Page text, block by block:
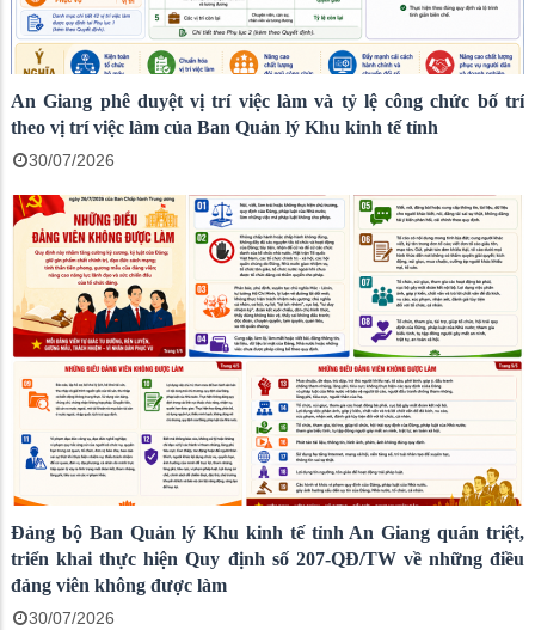
An Giang phê duyệt vị trí việc làm và tỷ lệ công chức bố trí
theo vị trí việc làm của Ban Quản lý Khu kinh tế tỉnh
30/07/2026
Đảng bộ Ban Quản lý Khu kinh tế tỉnh An Giang quán triệt,
triển khai thực hiện Quy định số 207-QĐ/TW về những điều
đảng viên không được làm
30/07/2026